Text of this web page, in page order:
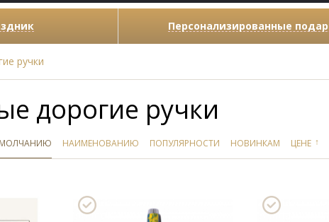
Персонализированные
ручки
дорогие ручки
НАИМЕНОВАНИЮ ПОПУЛЯРНОСТИ НОВИНКАМ ЦЕНЕ ↑